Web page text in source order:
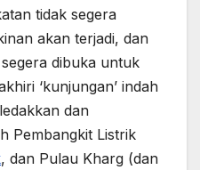
tidak segera
akan terjadi, dan
dibuka untuk
‘kunjungan’ indah
dan
Pembangkit Listrik
, dan Pulau Kharg (dan